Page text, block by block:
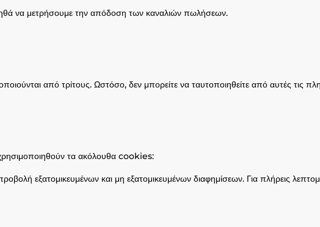
να μετρήσουμε την απόδοση των καναλιών πωλήσεων.
από τρίτους. Ωστόσο, δεν μπορείτε να ταυτοποιηθείτε από αυτές τις
τα ακόλουθα cookies:
εξατομικευμένων και μη εξατομικευμένων διαφημίσεων. Για πλήρεις